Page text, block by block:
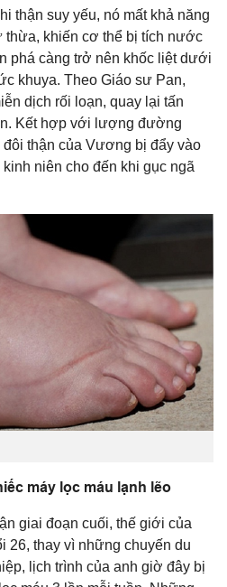
thận suy yếu, nó mất khả năng
thừa, khiến cơ thể bị tích nước
phá càng trở nên khốc liệt dưới
khuya. Theo Giáo sư Pan,
dịch rối loạn, quay lại tấn
Kết hợp với lượng đường
thận của Vương bị đẩy vào
niên cho đến khi gục ngã
máy lọc máu lạnh lẽo
giai đoạn cuối, thế giới của
26, thay vì những chuyến du
lịch trình của anh giờ đây bị